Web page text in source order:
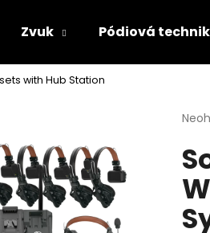
Zvuk Pódiová
with Hub Station
je
0,0
z
5
najít?
HLEDAT